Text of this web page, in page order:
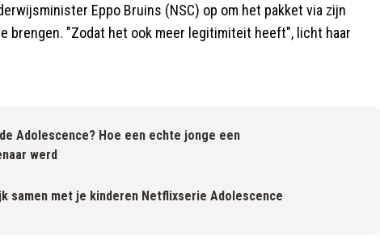
Eppo Bruins (NSC) op om het pakket via zijn
brengen. "Zodat het ook meer legitimiteit heeft", licht haar
Adolescence? Hoe een echte jonge een
werd
samen met je kinderen Netflixserie Adolescence